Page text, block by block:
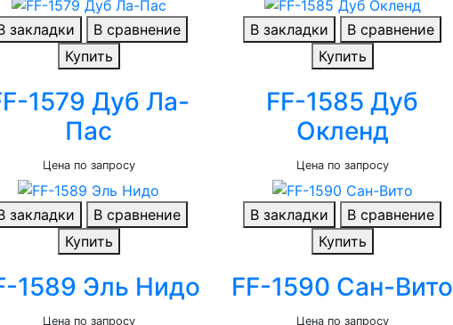
закладки
В сравнение
Купить
1579 Дуб Ла-
Пас
Цена по запросу
В закладки
В сравнение
Купить
FF-1585 Дуб
Окленд
Цена по запросу
закладки
В сравнение
Купить
1589 Эль Нидо
Цена по запросу
В закладки
В сравнение
Купить
FF-1590 Сан-Вито
Цена по запросу